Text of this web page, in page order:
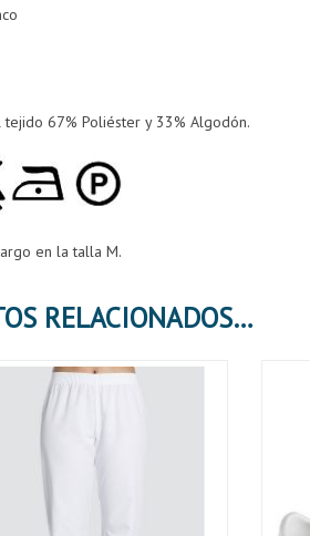
tejido 67% Poliéster y 33% Algodón.
en la talla M.
PRODUCTOS RELACIONADOS